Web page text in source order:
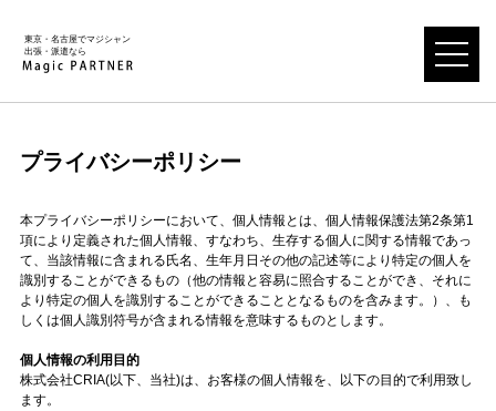
東京・名古屋でマジシャン
出張・派遣なら
プライバシーポリシー
本プライバシーポリシーにおいて、個人情報とは、個人情報保護法第2条第1
項により定義された個人情報、すなわち、生存する個人に関する情報であっ
て、当該情報に含まれる氏名、生年月日その他の記述等により特定の個人を
識別することができるもの（他の情報と容易に照合することができ、それに
より特定の個人を識別することができることとなるものを含みます。）、も
しくは個人識別符号が含まれる情報を意味するものとします。
個人情報の利用目的
株式会社CRIA(以下、当社)は、お客様の個人情報を、以下の目的で利用致し
ます。